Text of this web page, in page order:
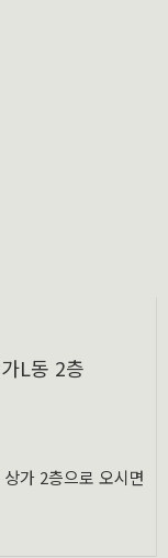
L동 2층
가 2층으로 오시면